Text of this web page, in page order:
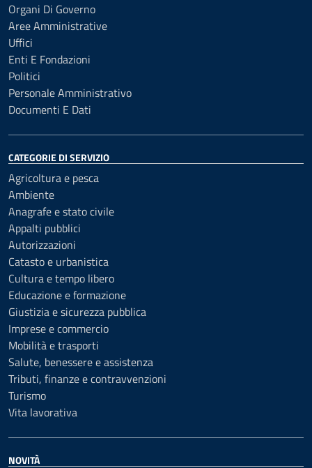
Organi Di Governo
Aree Amministrative
Uffici
Enti E Fondazioni
Politici
Personale Amministrativo
Documenti E Dati
CATEGORIE DI SERVIZIO
Agricoltura e pesca
Ambiente
Anagrafe e stato civile
Appalti pubblici
Autorizzazioni
Catasto e urbanistica
Cultura e tempo libero
Educazione e formazione
Giustizia e sicurezza pubblica
Imprese e commercio
Mobilità e trasporti
Salute, benessere e assistenza
Tributi, finanze e contravvenzioni
Turismo
Vita lavorativa
NOVITÀ